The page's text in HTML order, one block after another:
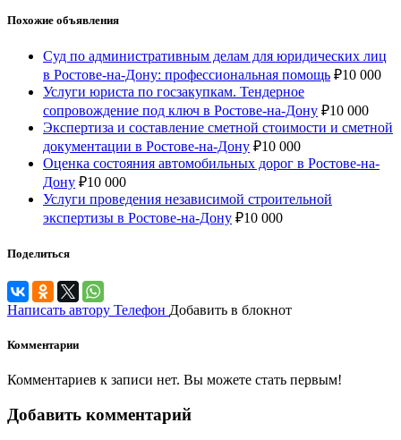
Похожие объявления
Суд по административным делам для юридических лиц
в Ростове-на-Дону: профессиональная помощь ₽10 000
Услуги юриста по госзакупкам. Тендерное
сопровождение под ключ в Ростове-на-Дону ₽10 000
Экспертиза и составление сметной стоимости и сметной
документации в Ростове-на-Дону ₽10 000
Оценка состояния автомобильных дорог в Ростове-на-
Дону ₽10 000
Услуги проведения независимой строительной
экспертизы в Ростове-на-Дону ₽10 000
Поделиться
Написать автору Телефон Добавить в блокнот
Комментарии
Комментариев к записи нет. Вы можете стать первым!
Добавить комментарий